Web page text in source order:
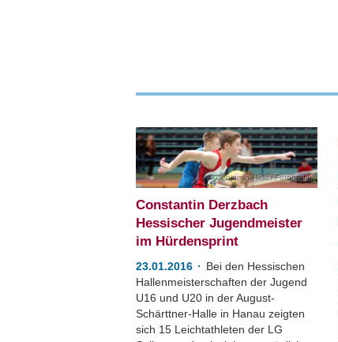
Benjamin Heller Fotografie
Constantin Derzbach
Hessischer Jugendmeister
im Hürdensprint
23.01.2016
Bei den Hessischen
Hallenmeisterschaften der Jugend
U16 und U20 in der August-
Schärttner-Halle in Hanau zeigten
sich 15 Leichtathleten der LG